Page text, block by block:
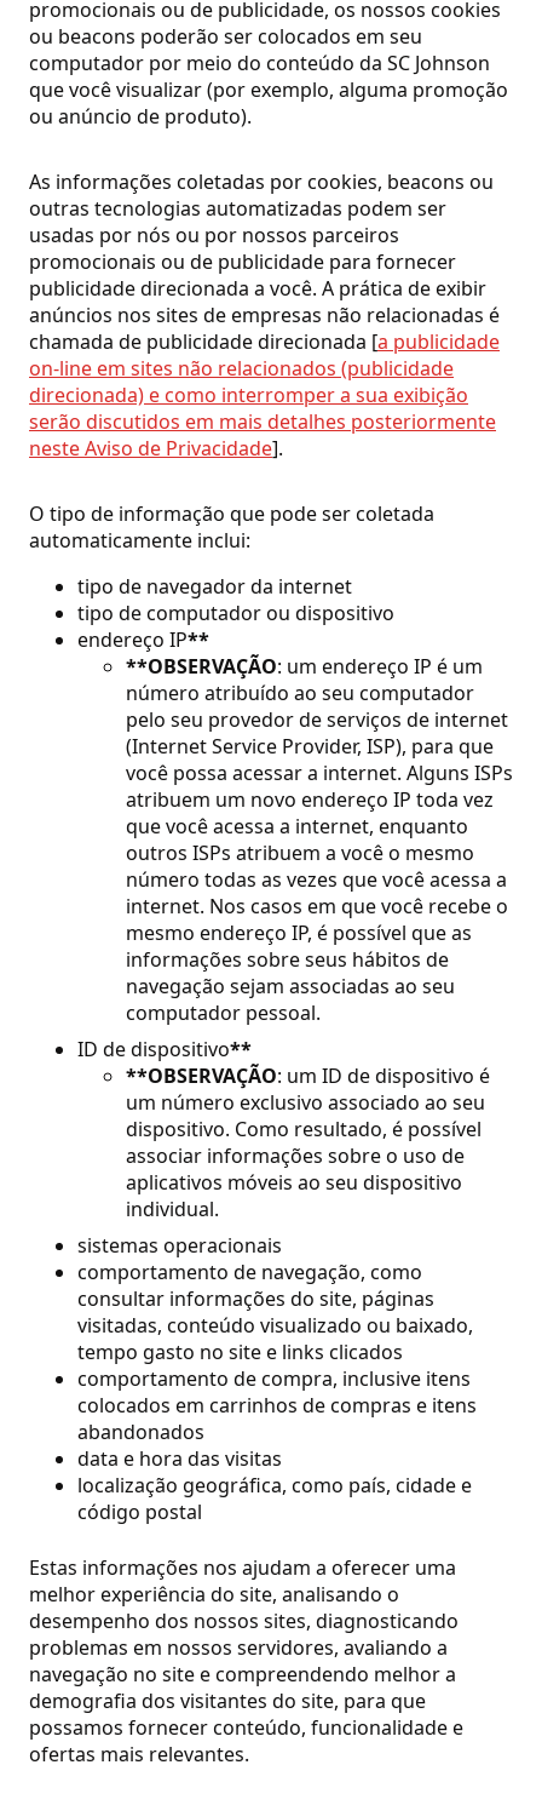
promocionais ou de publicidade, os nossos cookies
ou beacons poderão ser colocados em seu
computador por meio do conteúdo da SC Johnson
que você visualizar (por exemplo, alguma promoção
ou anúncio de produto).
As informações coletadas por cookies, beacons ou
outras tecnologias automatizadas podem ser
usadas por nós ou por nossos parceiros
promocionais ou de publicidade para fornecer
publicidade direcionada a você. A prática de exibir
anúncios nos sites de empresas não relacionadas é
chamada de publicidade direcionada [a publicidade
on-line em sites não relacionados (publicidade
direcionada) e como interromper a sua exibição
serão discutidos em mais detalhes posteriormente
neste Aviso de Privacidade].
O tipo de informação que pode ser coletada
automaticamente inclui:
tipo de navegador da internet
tipo de computador ou dispositivo
endereço IP**
**OBSERVAÇÃO: um endereço IP é um
número atribuído ao seu computador
pelo seu provedor de serviços de internet
(Internet Service Provider, ISP), para que
você possa acessar a internet. Alguns ISPs
atribuem um novo endereço IP toda vez
que você acessa a internet, enquanto
outros ISPs atribuem a você o mesmo
número todas as vezes que você acessa a
internet. Nos casos em que você recebe o
mesmo endereço IP, é possível que as
informações sobre seus hábitos de
navegação sejam associadas ao seu
computador pessoal.
ID de dispositivo**
**OBSERVAÇÃO: um ID de dispositivo é
um número exclusivo associado ao seu
dispositivo. Como resultado, é possível
associar informações sobre o uso de
aplicativos móveis ao seu dispositivo
individual.
sistemas operacionais
comportamento de navegação, como
consultar informações do site, páginas
visitadas, conteúdo visualizado ou baixado,
tempo gasto no site e links clicados
comportamento de compra, inclusive itens
colocados em carrinhos de compras e itens
abandonados
data e hora das visitas
localização geográfica, como país, cidade e
código postal
Estas informações nos ajudam a oferecer uma
melhor experiência do site, analisando o
desempenho dos nossos sites, diagnosticando
problemas em nossos servidores, avaliando a
navegação no site e compreendendo melhor a
demografia dos visitantes do site, para que
possamos fornecer conteúdo, funcionalidade e
ofertas mais relevantes.